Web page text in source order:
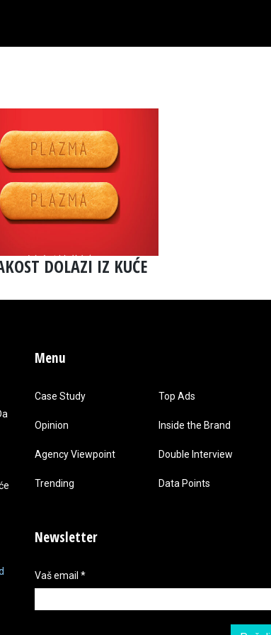
DOLAZI IZ KUĆE
Menu
Case Study Top Ads
Opinion Inside the Brand
Agency Viewpoint Double Interview
Trending Data Points
Newsletter
Vaš email *